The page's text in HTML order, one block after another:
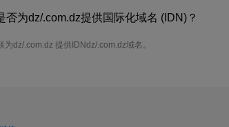
否为dz/.com.dz提供国际化域名 (IDN)？
为dz/.com.dz 提供IDNdz/.com.dz域名。